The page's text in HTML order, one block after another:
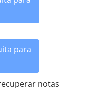
para
notas